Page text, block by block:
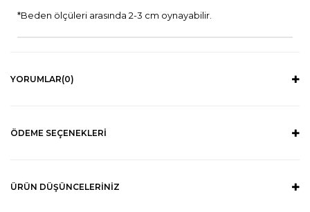
*Beden ölçüleri arasında 2-3 cm oynayabilir.
YORUMLAR(0)
ÖDEME SEÇENEKLERI
ÜRÜN DÜŞÜNCELERINIZ